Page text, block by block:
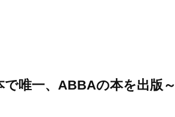
唯一、ABBAの本を出版～